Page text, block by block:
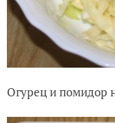
Огурец и помидор